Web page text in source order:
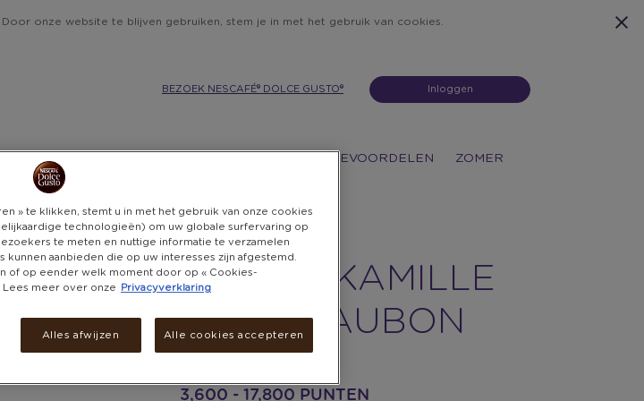
onze website te blijven gebruiken, stem je in met het gebruik van cookies.
BEZOEK NESCAFÉ® DOLCE GUSTO® Inloggen
KOFFIEVOORDELEN ZOMER
DILLE & KAMILLE
E-CADEAUBON
Alleen online inwisselbaar
3,600 - 17,800 PUNTEN
» te klikken, stemt u in met het gebruik van onze cookies
technologieën) om uw globale surfervaring op
te meten en nuttige informatie te verzamelen
kunnen aanbieden die op uw interesses zijn afgestemd.
of op eender welk moment door op « Cookies-
Lees meer over onze
Privacyverklaring
Alles afwijzen Alle cookies accepteren